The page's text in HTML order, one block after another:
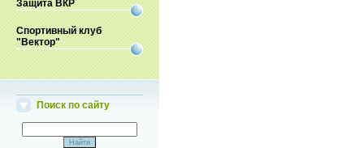
Защита ВКР
Спортивный клуб
"Вектор"
Поиск по сайту